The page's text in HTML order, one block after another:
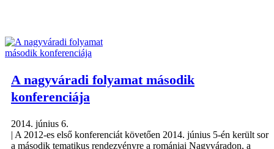
A nagyváradi folyamat második
konferenciája
2014. június 6.
| A 2012-es első konferenciát követően 2014. június 5-én került sor
a második tematikus rendezvényre a romániai Nagyváradon, a